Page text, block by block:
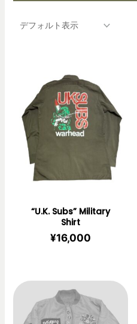
“U.K. Subs” Military
Shirt
¥16,000